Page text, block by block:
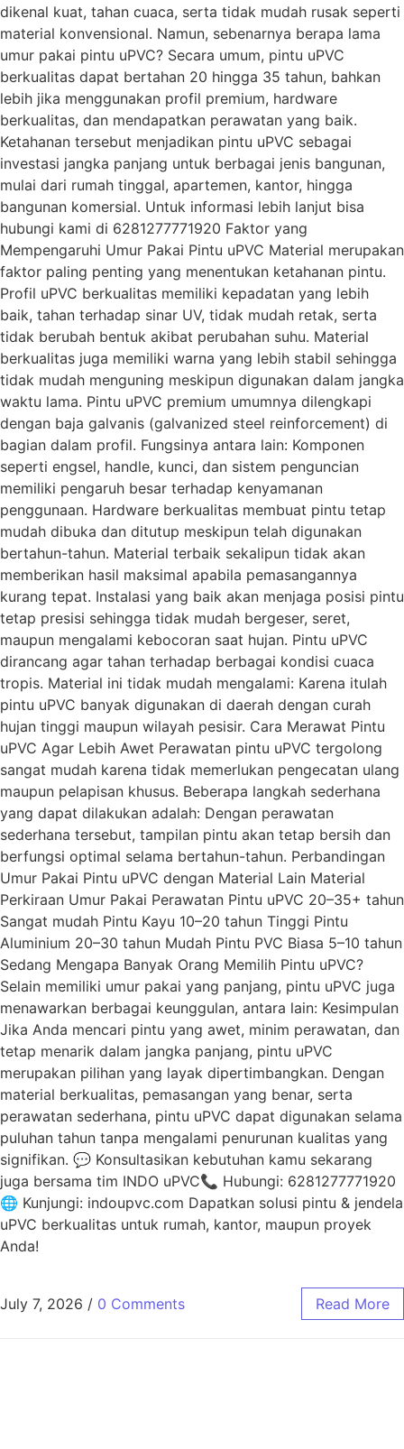
dikenal kuat, tahan cuaca, serta tidak mudah rusak seperti
material konvensional. Namun, sebenarnya berapa lama
umur pakai pintu uPVC? Secara umum, pintu uPVC
berkualitas dapat bertahan 20 hingga 35 tahun, bahkan
lebih jika menggunakan profil premium, hardware
berkualitas, dan mendapatkan perawatan yang baik.
Ketahanan tersebut menjadikan pintu uPVC sebagai
investasi jangka panjang untuk berbagai jenis bangunan,
mulai dari rumah tinggal, apartemen, kantor, hingga
bangunan komersial. Untuk informasi lebih lanjut bisa
hubungi kami di 6281277771920 Faktor yang
Mempengaruhi Umur Pakai Pintu uPVC Material merupakan
faktor paling penting yang menentukan ketahanan pintu.
Profil uPVC berkualitas memiliki kepadatan yang lebih
baik, tahan terhadap sinar UV, tidak mudah retak, serta
tidak berubah bentuk akibat perubahan suhu. Material
berkualitas juga memiliki warna yang lebih stabil sehingga
tidak mudah menguning meskipun digunakan dalam jangka
waktu lama. Pintu uPVC premium umumnya dilengkapi
dengan baja galvanis (galvanized steel reinforcement) di
bagian dalam profil. Fungsinya antara lain: Komponen
seperti engsel, handle, kunci, dan sistem penguncian
memiliki pengaruh besar terhadap kenyamanan
penggunaan. Hardware berkualitas membuat pintu tetap
mudah dibuka dan ditutup meskipun telah digunakan
bertahun-tahun. Material terbaik sekalipun tidak akan
memberikan hasil maksimal apabila pemasangannya
kurang tepat. Instalasi yang baik akan menjaga posisi pintu
tetap presisi sehingga tidak mudah bergeser, seret,
maupun mengalami kebocoran saat hujan. Pintu uPVC
dirancang agar tahan terhadap berbagai kondisi cuaca
tropis. Material ini tidak mudah mengalami: Karena itulah
pintu uPVC banyak digunakan di daerah dengan curah
hujan tinggi maupun wilayah pesisir. Cara Merawat Pintu
uPVC Agar Lebih Awet Perawatan pintu uPVC tergolong
sangat mudah karena tidak memerlukan pengecatan ulang
maupun pelapisan khusus. Beberapa langkah sederhana
yang dapat dilakukan adalah: Dengan perawatan
sederhana tersebut, tampilan pintu akan tetap bersih dan
berfungsi optimal selama bertahun-tahun. Perbandingan
Umur Pakai Pintu uPVC dengan Material Lain Material
Perkiraan Umur Pakai Perawatan Pintu uPVC 20–35+ tahun
Sangat mudah Pintu Kayu 10–20 tahun Tinggi Pintu
Aluminium 20–30 tahun Mudah Pintu PVC Biasa 5–10 tahun
Sedang Mengapa Banyak Orang Memilih Pintu uPVC?
Selain memiliki umur pakai yang panjang, pintu uPVC juga
menawarkan berbagai keunggulan, antara lain: Kesimpulan
Jika Anda mencari pintu yang awet, minim perawatan, dan
tetap menarik dalam jangka panjang, pintu uPVC
merupakan pilihan yang layak dipertimbangkan. Dengan
material berkualitas, pemasangan yang benar, serta
perawatan sederhana, pintu uPVC dapat digunakan selama
puluhan tahun tanpa mengalami penurunan kualitas yang
signifikan. 💬 Konsultasikan kebutuhan kamu sekarang
juga bersama tim INDO uPVC📞 Hubungi: 6281277771920
🌐 Kunjungi: indoupvc.com Dapatkan solusi pintu & jendela
uPVC berkualitas untuk rumah, kantor, maupun proyek
Anda!
July 7, 2026 / 0 Comments Read More